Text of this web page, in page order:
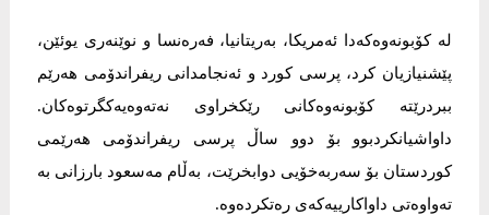
له‌ کۆبونەوەکەدا ئەمریکا، بەریتانیا، فەرەنسا و نوێنەری یوئێن،
پێشنیازیان کرد، پرسی کورد و ئەنجامدانی ریفراندۆمی هەرێم
ببردرێته‌ کۆبونەوەکانی رێکخراوی نەتەوەیەکگرتوەکان.
داواشیانکردبوو بۆ دوو ساڵ پرسی ریفراندۆمی هەرێمی
کوردستان بۆ سەربەخۆیی دوابخرێت، بەڵام مەسعود بارزانى بە
تەواوەتى داواکارییەکەى رەتکردەوە.